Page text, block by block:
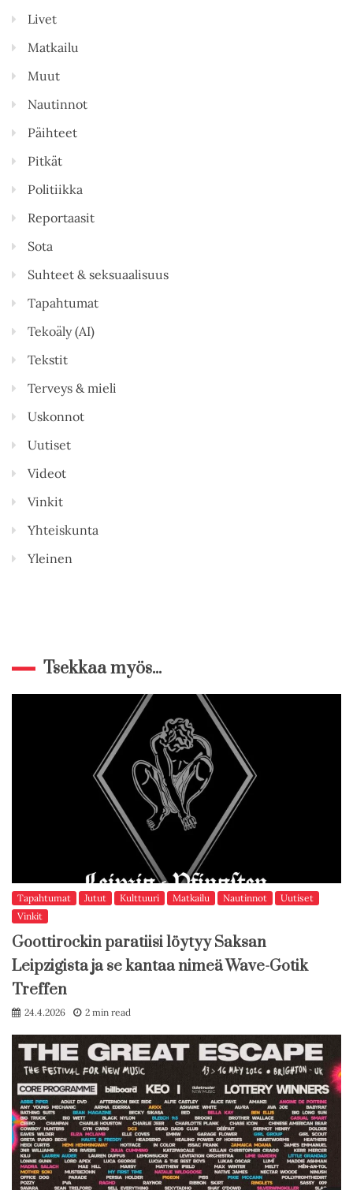
Livet
Matkailu
Muut
Nautinnot
Päihteet
Pitkät
Politiikka
Reportaasit
Sota
Suhteet & seksuaalisuus
Tapahtumat
Tekoäly (AI)
Tekstit
Terveys & mieli
Uskonnot
Uutiset
Videot
Vinkit
Yhteiskunta
Yleinen
Tsekkaa myös...
Tapahtumat Jutut Kulttuuri Matkailu Nautinnot
Uutiset
Vinkit
Goottirockin paratiisi löytyy Saksan
Leipzigista ja se kantaa nimeä Wave-Gotik
Treffen
24.4.2026 2 min read